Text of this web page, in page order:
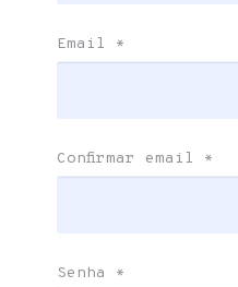
Email *
Confirmar email *
Senha *